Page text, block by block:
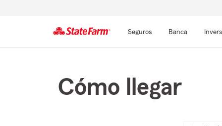
Seguros Banca
Cómo llegar